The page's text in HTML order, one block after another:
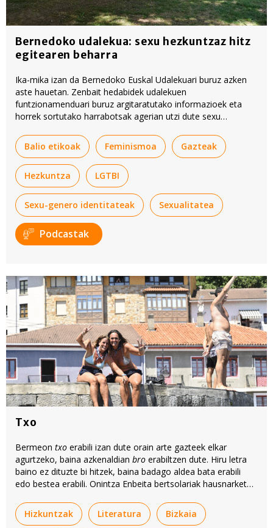
Bernedoko udalekua: sexu hezkuntzaz hitz
egitearen beharra
Ika-mika izan da Bernedoko Euskal Udalekuari buruz azken
aste hauetan. Zenbait hedabidek udalekuen
funtzionamenduari buruz argitaratutako informazioek eta
horrek sortutako harrabotsak agerian utzi dute sexu
Balio etikoak
Feminismoa Gazteak
Hezkuntza LGTBI
Sexu-genero identitateak Sexualitatea
Podcastak
Txo
Bermeon txo erabili izan dute orain arte gazteek elkar
agurtzeko, baina azkenaldian bro erabiltzen dute. Hiru letra
baino ez dituzte bi hitzek, baina badago aldea bata erabili
edo bestea erabili. Onintza Enbeita bertsolariak hausnarketa
Hizkuntzak
Literatura Bizkaia